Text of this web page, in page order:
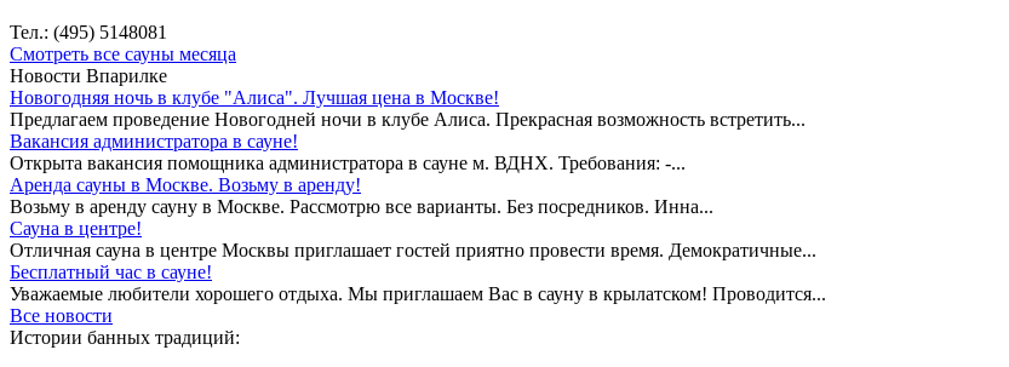
Тел.: (495) 5148081
Смотреть все сауны месяца
Новости Впарилке
Новогодняя ночь в клубе "Алиса". Лучшая цена в Москве!
Предлагаем проведение Новогодней ночи в клубе Алиса. Прекрасная возможность встретить...
Вакансия администратора в сауне!
Открыта вакансия помощника администратора в сауне м. ВДНХ. Требования: -...
Аренда сауны в Москве. Возьму в аренду!
Возьму в аренду сауну в Москве. Рассмотрю все варианты. Без посредников. Инна...
Сауна в центре!
Отличная сауна в центре Москвы приглашает гостей приятно провести время. Демократичные...
Бесплатный час в сауне!
Уважаемые любители хорошего отдыха. Мы приглашаем Вас в сауну в крылатском! Проводится...
Все новости
Истории банных традиций: